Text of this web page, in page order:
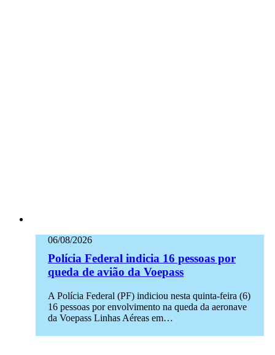
06/08/2026
Polícia Federal indicia 16 pessoas por
queda de avião da Voepass
A Polícia Federal (PF) indiciou nesta quinta-feira (6)
16 pessoas por envolvimento na queda da aeronave
da Voepass Linhas Aéreas em…